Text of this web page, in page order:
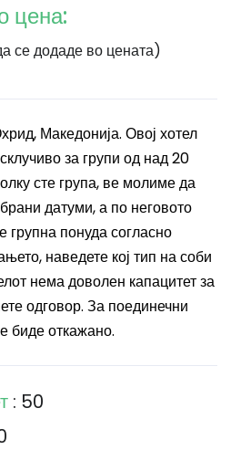
цена:
се додаде во цената)
Македонија. Овој хотел
за групи од над 20
сте група, ве молиме да
датуми, а по неговото
понуда согласно
наведете кој тип на соби
нема доволен капацитет за
одговор. За поединечни
биде откажано.
: 50